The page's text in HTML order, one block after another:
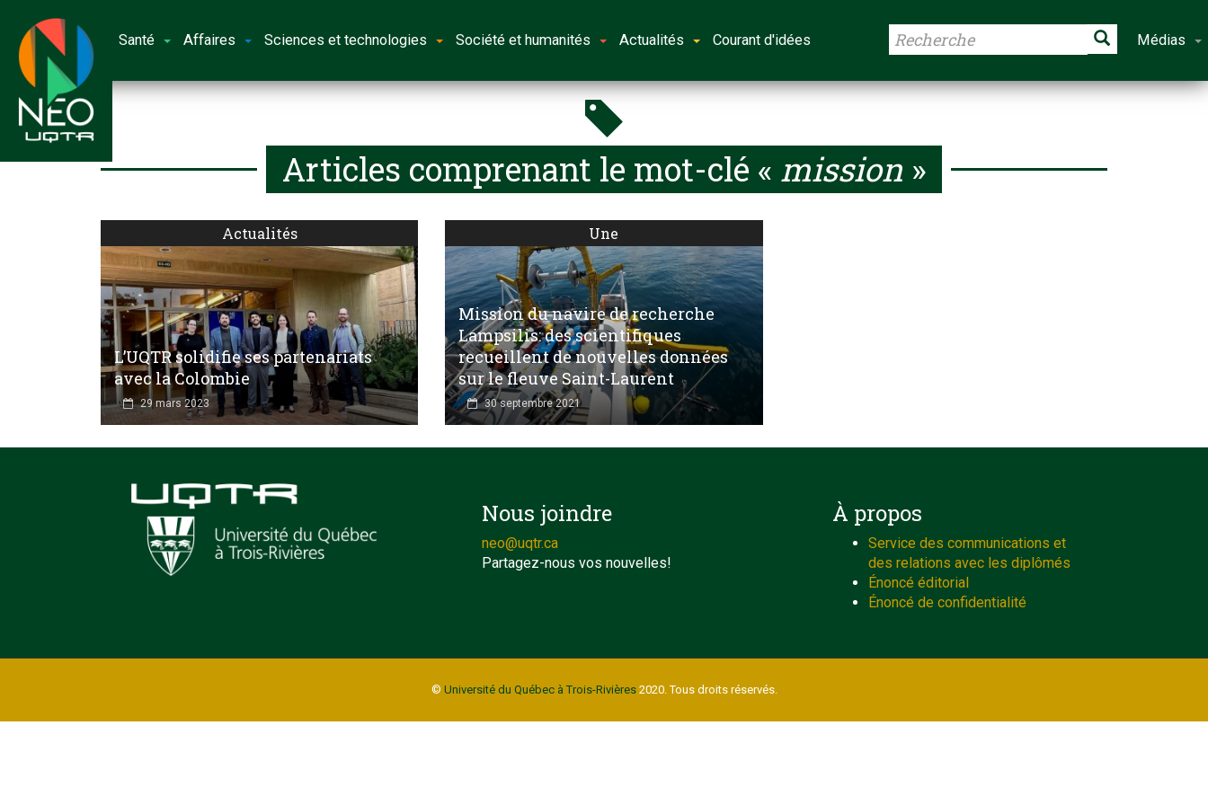
Santé Affaires Sciences et technologies Société et humanités Actualités Courant d'idées Médias
Articles comprenant le mot-clé « mission »
Actualités
L’UQTR solidifie ses partenariats
avec la Colombie
29 mars 2023
Une
Mission du navire de recherche
Lampsilis: des scientifiques
recueillent de nouvelles données
sur le fleuve Saint-Laurent
30 septembre 2021
Nous joindre
neo@uqtr.ca
Partagez-nous vos nouvelles!
À propos
Service des communications et
des relations avec les diplômés
Énoncé éditorial
Énoncé de confidentialité
© Université du Québec à Trois-Rivières2020. Tous droits réservés.